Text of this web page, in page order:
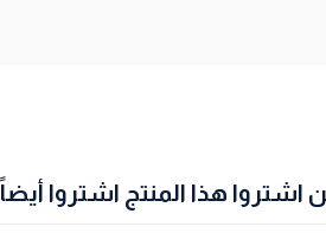
اشتروا هذا المنتج اشتروا أيضاً